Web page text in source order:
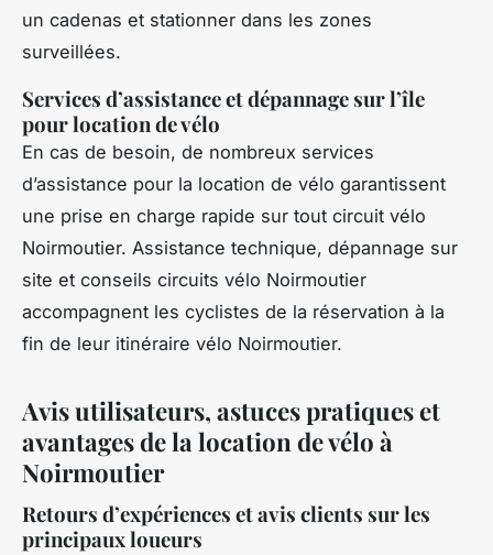
un cadenas et stationner dans les zones
surveillées.
Services d’assistance et dépannage sur l’île
pour location de vélo
En cas de besoin, de nombreux services
d’assistance pour la location de vélo garantissent
une prise en charge rapide sur tout circuit vélo
Noirmoutier. Assistance technique, dépannage sur
site et conseils circuits vélo Noirmoutier
accompagnent les cyclistes de la réservation à la
fin de leur itinéraire vélo Noirmoutier.
Avis utilisateurs, astuces pratiques et
avantages de la location de vélo à
Noirmoutier
Retours d’expériences et avis clients sur les
principaux loueurs